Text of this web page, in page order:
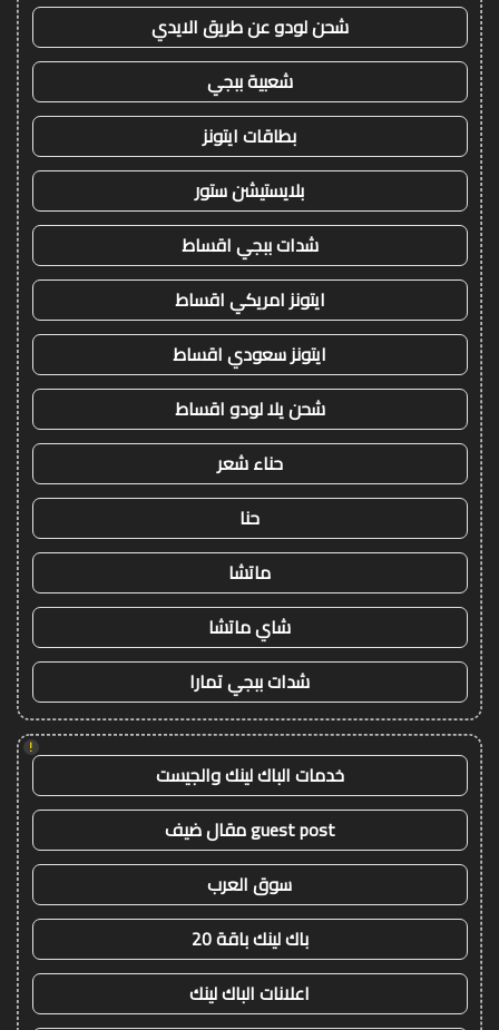
شحن لودو عن طريق الايدي
شعبية ببجي
بطاقات ايتونز
بلايستيشن ستور
شدات ببجي اقساط
ايتونز امريكي اقساط
ايتونز سعودي اقساط
شحن يلا لودو اقساط
حناء شعر
حنا
ماتشا
شاي ماتشا
شدات ببجي تمارا
!
خدمات الباك لينك والجيست
guest post مقال ضيف
سوق العرب
باك لينك باقة 20
اعلانات الباك لينك